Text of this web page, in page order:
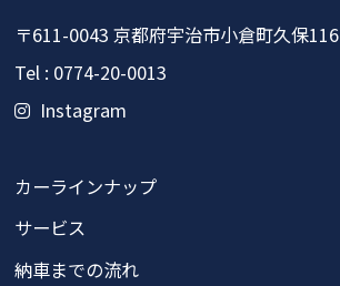
〒611-0043京都府宇治市小倉町久保116
Tel : 0774-20-0013
Instagram
カーラインナップ
サービス
納車までの流れ